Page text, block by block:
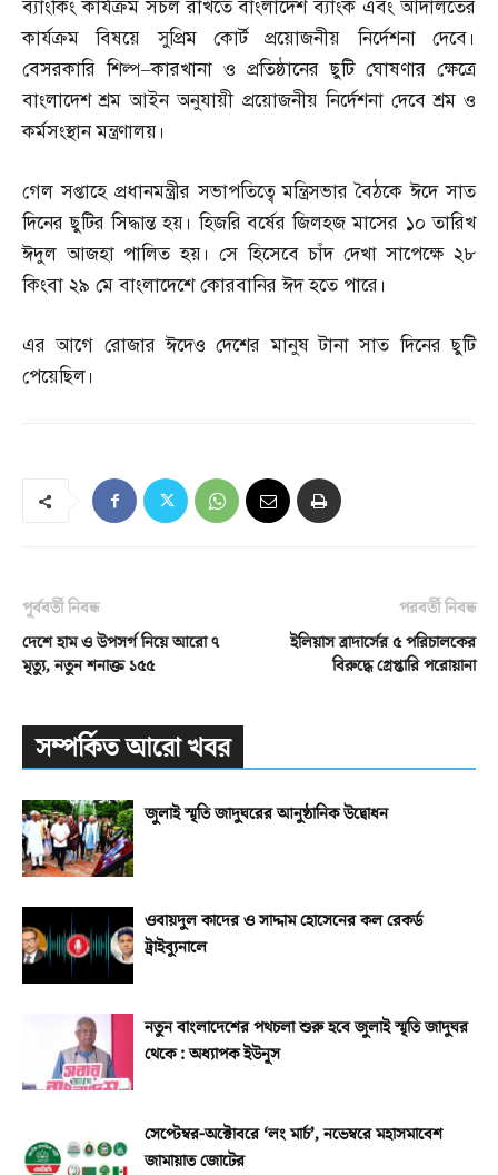
ব্যাংকিং কার্যক্রম সচল রাখতে বাংলাদেশ ব্যাংক এবং আদালতের
কার্যক্রম বিষয়ে সুপ্রিম কোর্ট প্রয়োজনীয় নির্দেশনা দেবে।
বেসরকারি শিল্প–কারখানা ও প্রতিষ্ঠানের ছুটি ঘোষণার ক্ষেত্রে
বাংলাদেশ শ্রম আইন অনুযায়ী প্রয়োজনীয় নির্দেশনা দেবে শ্রম ও
কর্মসংস্থান মন্ত্রণালয়।
গেল সপ্তাহে প্রধানমন্ত্রীর সভাপতিত্বে মন্ত্রিসভার বৈঠকে ঈদে সাত
দিনের ছুটির সিদ্ধান্ত হয়। হিজরি বর্ষের জিলহজ মাসের ১০ তারিখ
ঈদুল আজহা পালিত হয়। সে হিসেবে চাঁদ দেখা সাপেক্ষে ২৮
কিংবা ২৯ মে বাংলাদেশে কোরবানির ঈদ হতে পারে।
এর আগে রোজার ঈদেও দেশের মানুষ টানা সাত দিনের ছুটি
পেয়েছিল।
পূর্ববর্তী নিবন্ধ
দেশে হাম ও উপসর্গ নিয়ে আরো ৭
মৃত্যু, নতুন শনাক্ত ১৫৫
পরবর্তী নিবন্ধ
ইলিয়াস ব্রাদার্সের ৫ পরিচালকের
বিরুদ্ধে গ্রেপ্তারি পরোয়ানা
সম্পর্কিত আরো খবর
জুলাই স্মৃতি জাদুঘরের আনুষ্ঠানিক উদ্বোধন
ওবায়দুল কাদের ও সাদ্দাম হোসেনের কল রেকর্ড
ট্রাইব্যুনালে
নতুন বাংলাদেশের পথচলা শুরু হবে জুলাই স্মৃতি জাদুঘর
থেকে : অধ্যাপক ইউনূস
সেপ্টেম্বর-অক্টোবরে ‘লং মার্চ’, নভেম্বরে মহাসমাবেশ
জামায়াত জোটের